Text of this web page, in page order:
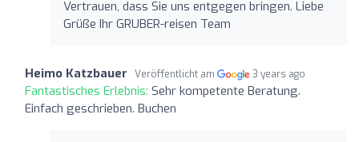
Vertrauen, dass Sie uns entgegen bringen. Liebe
Grüße Ihr GRUBER-reisen Team
Heimo Katzbauer Veröffentlicht am 3 years ago
Fantastisches Erlebnis: Sehr kompetente Beratung.
Einfach geschrieben. Buchen